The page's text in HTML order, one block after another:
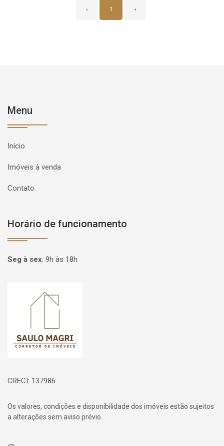
‹ 1 ›
Menu
Início
Imóveis à venda
Contato
Horário de funcionamento
Seg à sex: 9h às 18h
Página inicial
CRECI: 137986
Os valores, condições e disponibilidade dos imóveis estão sujeitos
a alterações sem aviso prévio.